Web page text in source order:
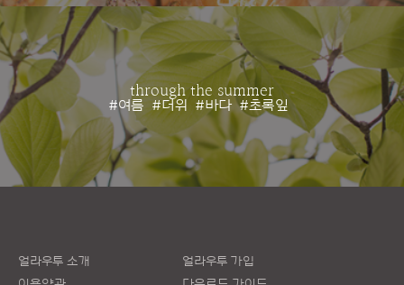
through the summer
#여름 #더위 #바다 #초록잎
얼라우투 소개
얼라우투 가입